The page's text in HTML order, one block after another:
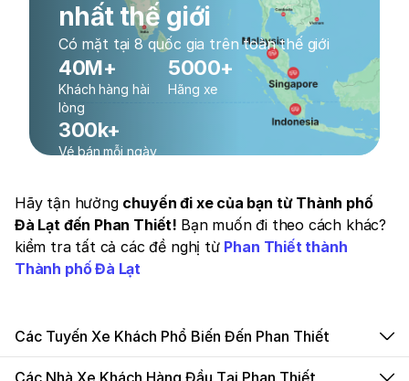
nhất thế giới
Có mặt tại 8 quốc gia trên toàn thế giới
40M+
Khách hàng hài
lòng
5000+
Hãng xe
300k+
Vé bán mỗi ngày
Hãy tận hưởng chuyến đi xe của bạn từ Thành phố
Đà Lạt đến Phan Thiết! Bạn muốn đi theo cách khác?
kiểm tra tất cả các đề nghị từ Phan Thiết thành
Thành phố Đà Lạt
Các Tuyến Xe Khách Phổ Biến Đến Phan Thiết
Các Nhà Xe Khách Hàng Đầu Tại Phan Thiết